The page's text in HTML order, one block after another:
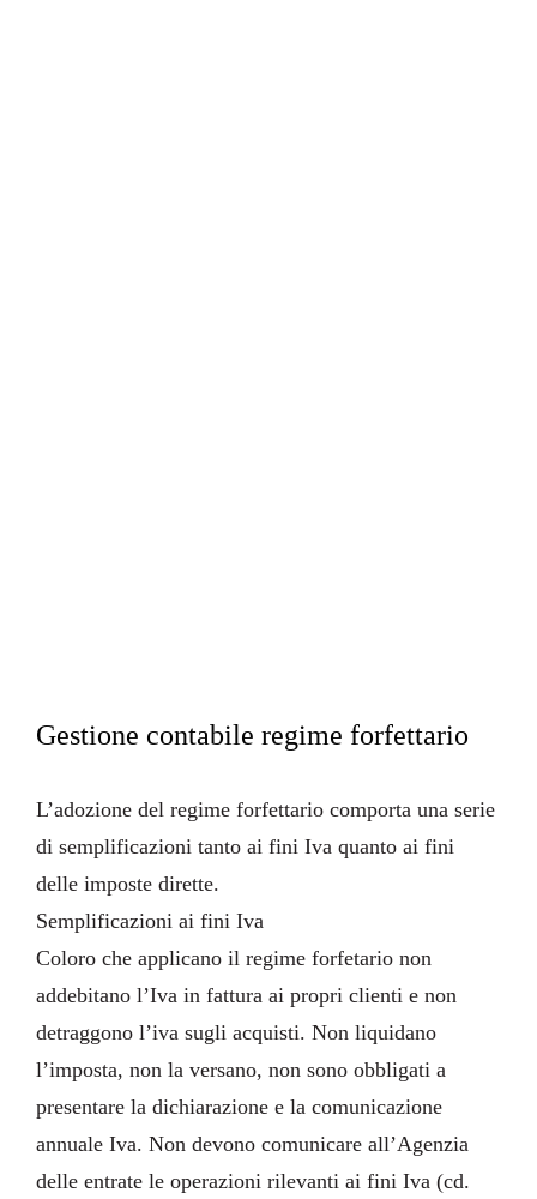
Gestione contabile regime forfettario
L’adozione del regime forfettario comporta una serie
di semplificazioni tanto ai fini Iva quanto ai fini
delle imposte dirette.
Semplificazioni ai fini Iva
Coloro che applicano il regime forfetario non
addebitano l’Iva in fattura ai propri clienti e non
detraggono l’iva sugli acquisti. Non liquidano
l’imposta, non la versano, non sono obbligati a
presentare la dichiarazione e la comunicazione
annuale Iva. Non devono comunicare all’Agenzia
delle entrate le operazioni rilevanti ai fini Iva (cd.